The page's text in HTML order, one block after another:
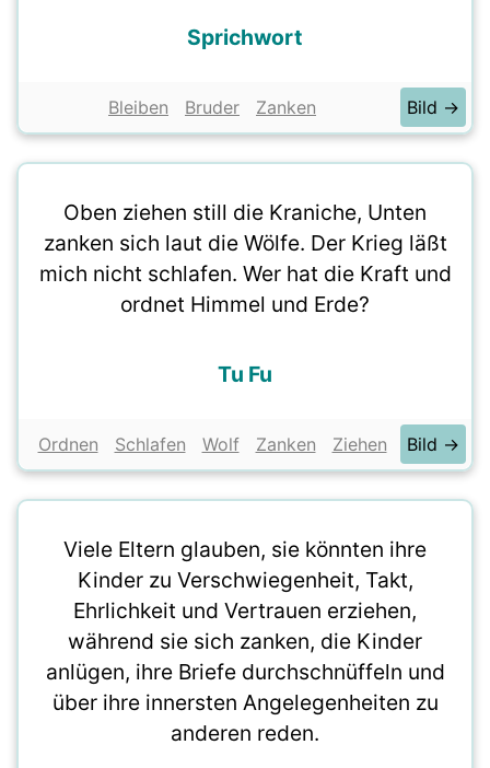
Sprichwort
Bleiben Bruder Zanken Bild →
Oben ziehen still die Kraniche, Unten
zanken sich laut die Wölfe. Der Krieg läßt
mich nicht schlafen. Wer hat die Kraft und
ordnet Himmel und Erde?
Tu Fu
Ordnen Schlafen Wolf Zanken Ziehen Bild →
Viele Eltern glauben, sie könnten ihre
Kinder zu Verschwiegenheit, Takt,
Ehrlichkeit und Vertrauen erziehen,
während sie sich zanken, die Kinder
anlügen, ihre Briefe durchschnüffeln und
über ihre innersten Angelegenheiten zu
anderen reden.